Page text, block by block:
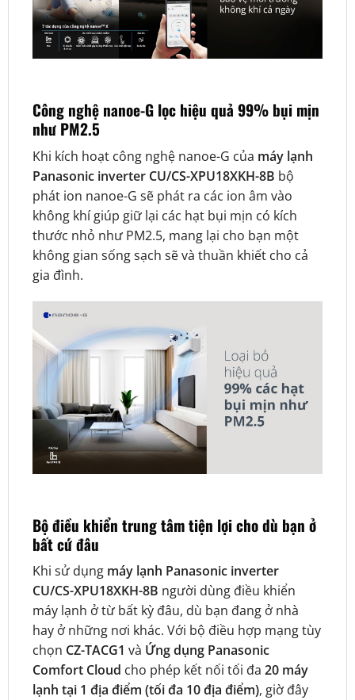
Công nghệ nanoe-G lọc hiệu quả 99% bụi mịn
như PM2.5
Khi kích hoạt công nghệ nanoe-G của máy lạnh
Panasonic inverter CU/CS-XPU18XKH-8B bộ
phát ion nanoe-G sẽ phát ra các ion âm vào
không khí giúp giữ lại các hạt bụi mịn có kích
thước nhỏ như PM2.5, mang lại cho bạn một
không gian sống sạch sẽ và thuần khiết cho cả
gia đình.
Bộ điều khiển trung tâm tiện lợi cho dù bạn ở
bất cứ đâu
Khi sử dụng máy lạnh Panasonic inverter
CU/CS-XPU18XKH-8B người dùng điều khiển
máy lạnh ở từ bất kỳ đâu, dù bạn đang ở nhà
hay ở những nơi khác. Với bộ điều hợp mạng tùy
chọn CZ-TACG1 và Ứng dụng Panasonic
Comfort Cloud cho phép kết nối tối đa 20 máy
lạnh tại 1 địa điểm (tối đa 10 địa điểm), giờ đây